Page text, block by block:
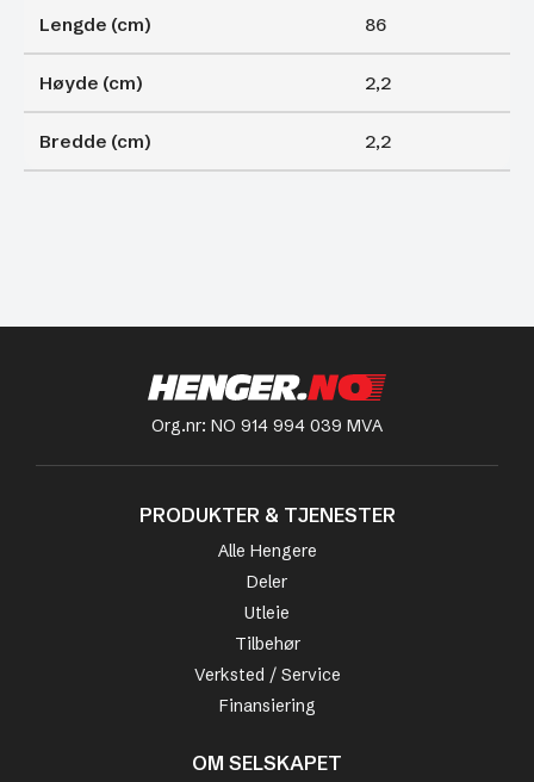
Lengde (cm) 86
Høyde (cm) 2,2
Bredde (cm) 2,2
Org.nr: NO 914 994 039 MVA
PRODUKTER & TJENESTER
Alle Hengere
Deler
Utleie
Tilbehør
Verksted / Service
Finansiering
OM SELSKAPET